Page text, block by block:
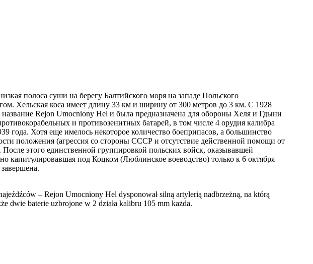
полоса суши на берегу Балтийского моря на западе Польского
Хельская коса имеет длину 33 км и ширину от 300 метров до 3 км. С 1928
Rejon Umocniony Hel и была предназначена для обороны Хеля и Гдыни
и противозенитных батарей, в том числе 4 орудия калибра
года. Хотя еще имелось некоторое количество боеприпасов, а большинство
положения (агрессия со стороны СССР и отсутствие действенной помощи от
этого единственной группировкой польских войск, оказывавшей
капитулировавшая под Коцком (Люблинское воеводство) только к 6 октября
– Rejon Umocniony Hel dysponował silną artylerią nadbrzeżną, na którą
dwie baterie uzbrojone w 2 działa kalibru 105 mm każda.